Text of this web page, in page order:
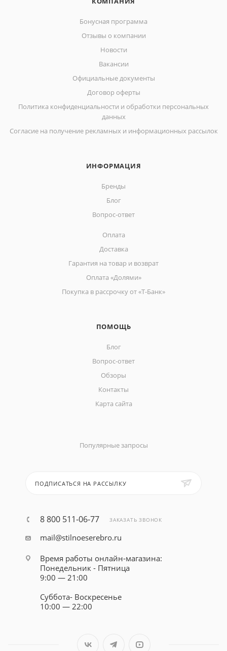
Бонусная программа
Отзывы о компании
Новости
Вакансии
Официальные документы
Договор оферты
Политика конфиденциальности и обработки персональных
данных
Согласие на получение рекламных и информационных рассылок
ИНФОРМАЦИЯ
Бренды
Блог
Вопрос-ответ
Оплата
Доставка
Гарантия на товар и возврат
Оплата «Долями»
Покупка в рассрочку от «Т-Банк»
ПОМОЩЬ
Блог
Вопрос-ответ
Обзоры
Контакты
Карта сайта
Популярные запросы
ПОДПИСАТЬСЯ НА РАССЫЛКУ
8 800 511-06-77 ЗАКАЗАТЬ ЗВОНОК
mail@stilnoeserebro.ru
Время работы онлайн-магазина:
Понедельник - Пятница
9:00 — 21:00
Суббота- Воскресенье
10:00 — 22:00